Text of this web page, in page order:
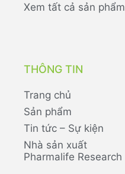
Xem tất cả sản phẩm
THÔNG TIN
Trang chủ
Sản phẩm
Tin tức – Sự kiện
Nhà sản xuất
Pharmalife Research